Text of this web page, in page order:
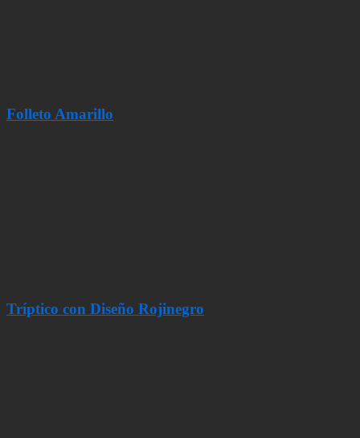
Folleto Amarillo
Tríptico con Diseño Rojinegro